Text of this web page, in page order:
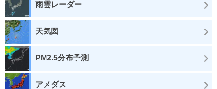
雨雲レーダー
天気図
PM2.5分布予測
アメダス